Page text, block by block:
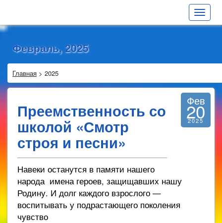
Toggle
Февраль, 2025
Главная > 2025
Преемственность со
школой «Смотр
строя и песни»
Фев
20
2025
Навеки останутся в памяти нашего
народа имена героев, защищавших нашу
Родину. И долг каждого взрослого —
воспитывать у подрастающего поколения
чувство